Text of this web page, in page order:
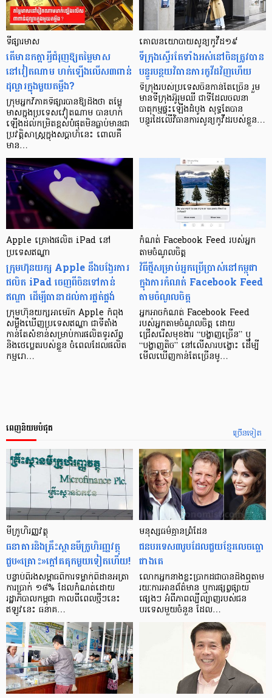
ទីផ្សារមាស
តើមានកត្តាអ្វីជំរុញឱ្យតម្លៃមាស
នៅវៀតណាម ហក់ឡើងលើស៣ពាន់
ដុល្លារក្នុងមួយតម្លឹង?
ក្រុមអ្នកវិភាគទីផ្សារបានឱ្យដឹងថា តម្លៃ
មាសក្នុងប្រទេសវៀតណាម បានហក់
ឡើងដល់កម្រិតខ្ពស់បំផុតមិនធ្លាប់មានជា
ប្រវត្តិសាស្ត្រក្នុងសប្តាហ៍នេះ ពោលគឺ
មាន…
គោលនយោបាយសូន្យកូវីដ១៩
ទីក្រុងស្ទើរតែទាំងអស់នៅចិនត្រូវបាន
បន្ធូរបន្ថយវិធានការកូវីដវិញហើយ
ទីក្រុងរបស់ប្រទេសចិនកាន់តែច្រើន រួម
មានទីក្រុងអ៊ូរុមឈី ជាទីដែលចលនា
បាតុកម្មផ្ទុះឡើងដំបូង សុទ្ធតែបាន
បន្ធូរដៃលើវិធានការសូន្យកូវីដរបស់ខ្លួន…
Apple គ្រោងផលិត iPad នៅ
ប្រទេសឥណ្ឌា
ក្រុមហ៊ុនយក្ស Apple នឹងបង្វែរការ
ផលិត iPad ចេញពីចិនទៅកាន់
ឥណ្ឌា ដើម្បីធានាដល់ការផ្គត់ផ្គង់
ក្រុមហ៊ុនយក្សអាមេរិក Apple កំពុង
សម្លឹងឃើញប្រទេសឥណ្ឌា ជាទីតាំង
កាន់តែសំខាន់សម្រាប់ការផលិតទូរស័ព្ទ
និងថេប្លេតរបស់ខ្លួន ចំពេលដែលផលិត
កម្មរោ…
កំណត់ Facebook Feed របស់អ្នក
តាមចំណូលចិត្ត
វិធីថ្មីសម្រាប់អ្នកប្រើប្រាស់នៅកម្ពុជា
ក្នុងការកំណត់ Facebook Feed
តាមចំណូលចិត្ត
អ្នកអាចកំណត់ Facebook Feed
របស់អ្នកតាមចំណូលចិត្ត ដោយ
ជ្រើសរើសមុខងារ “បង្ហាញច្រើន” ឬ
“បង្ហាញតិច” នៅលើសារបង្ហោះ ដើម្បី
មើលឃើញកាន់តែច្រើនមូ…
ច្រើនទៀត
ពេញនិយមបំផុត
មីក្រូ​ហិរញ្ញវត្ថុ
ធនាគារ​និង​គ្រឹះស្ថាន​មីក្រូ​ហិរញ្ញវត្ថុ​
ជួប«គ្រោះ»ក្តៅ​គគុក​មួយ​ទៀត​ហើយ!
បន្ទាប់​ពី​រង​សម្ពាធ​​ពី​ការ​ទម្លាក់​ពិដាន​អត្រា​
ការ​ប្រាក់ ១៨​% ដែល​កំណត់​ដោយ​
រដ្ឋាភិបាល​កម្ពុជា កាល​ពី​ពេល​ថ្មីៗ​នេះ
ឥឡូវ​នេះ ធនាគ…
មនុស្ស​ធម៌​គ្មាន​ព្រំដែន
ជន​បរទេស​៣​រូប​ដែល​ជួយ​ខ្មែរ​លេច​ធ្លោ​
ជាង​គេ
លោកអ្នក​នាង​ខ្លះ​ប្រាកដ​ជា​បាន​​ដឹង​ឮ​តាម​
រយៈ​ការ​អាន​ព័ត៌មាន ឬ​ការ​ផ្សព្វផ្សាយ​
ផ្សេងៗ អំពី​ភាព​ល្បីល្បាញ​របស់​ជន​
បរទេស​មួយ​ចំនួន ដែល…